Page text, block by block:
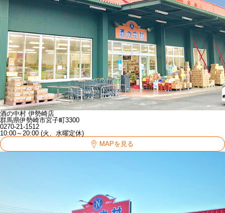
酒の中村 伊勢崎店
群馬県伊勢崎市宮子町3300
0270-21-1512
10:00～20:00 (火、水曜定休)
MAPを見る